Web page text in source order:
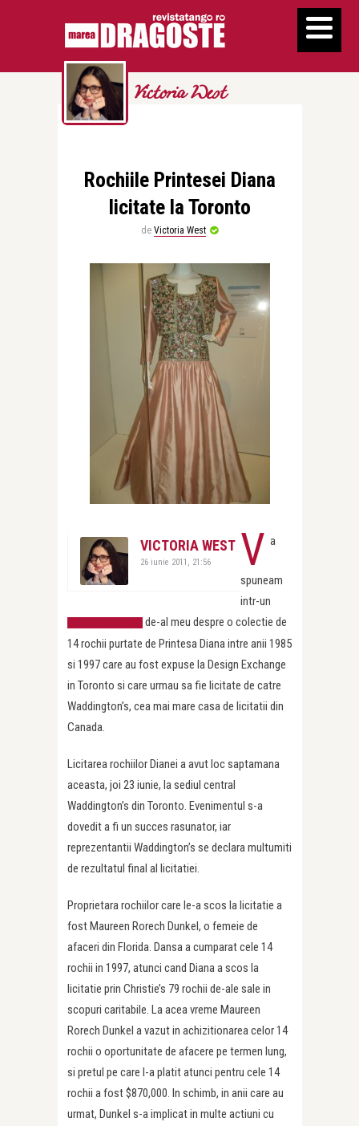
Victoria West
Rochiile Printesei Diana
licitate la Toronto
de Victoria West
VICTORIA WEST
26 iunie 2011, 21:56 V a
spuneam
intr-un
de-al meu despre o colectie de
14 rochii purtate de Printesa Diana intre anii 1985
si 1997 care au fost expuse la Design Exchange
in Toronto si care urmau sa fie licitate de catre
Waddington’s, cea mai mare casa de licitatii din
Canada.
Licitarea rochiilor Dianei a avut loc saptamana
aceasta, joi 23 iunie, la sediul central
Waddington’s din Toronto. Evenimentul s-a
dovedit a fi un succes rasunator, iar
reprezentantii Waddington’s se declara multumiti
de rezultatul final al licitatiei.
Proprietara rochiilor care le-a scos la licitatie a
fost Maureen Rorech Dunkel, o femeie de
afaceri din Florida. Dansa a cumparat cele 14
rochii in 1997, atunci cand Diana a scos la
licitatie prin Christie’s 79 rochii de-ale sale in
scopuri caritabile. La acea vreme Maureen
Rorech Dunkel a vazut in achizitionarea celor 14
rochii o oportunitate de afacere pe termen lung,
si pretul pe care l-a platit atunci pentru cele 14
rochii a fost $870,000. In schimb, in anii care au
urmat, Dunkel s-a implicat in multe actiuni cu